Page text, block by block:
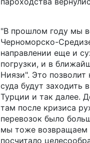
"В прошлом году мы
Черноморско-Сре
направлении еще и
погрузки, и в
Ниязи". Это
суда будут
Турции и так далее.
там после кризиса
перевозок было
мы тоже возвращаем
посчитало